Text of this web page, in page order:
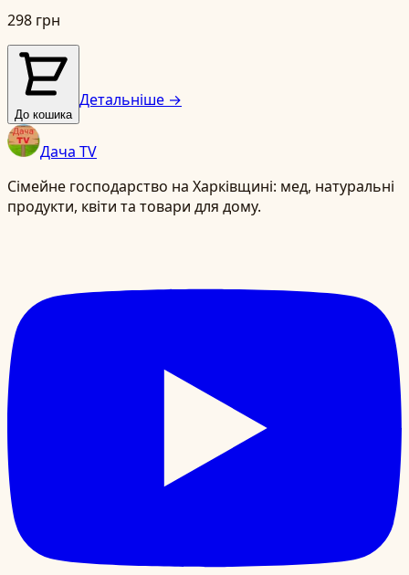
298 грн
До кошика
Детальніше →
Дача TV
Сімейне господарство на Харківщині: мед, натуральні
продукти, квіти та товари для дому.